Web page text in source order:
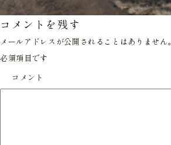
コメントを残す
メールアドレスが公開されることはありません。
必須項目です
コメント